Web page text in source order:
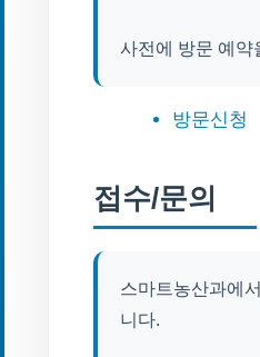
사전에 방문 예약
방문신청
접수/문의
스마트농산과에
니다.